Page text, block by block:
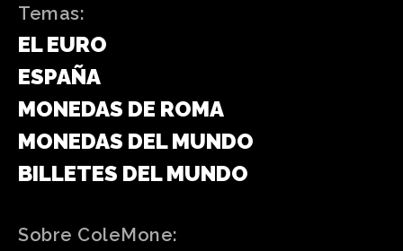
Temas:
EL EURO
ESPAÑA
MONEDAS DE ROMA
MONEDAS DEL MUNDO
BILLETES DEL MUNDO
Sobre ColeMone: